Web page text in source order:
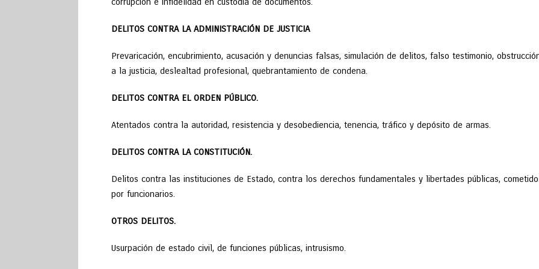
DELITOS CONTRA LA ADMINISTRACIÓN DE JUSTICIA
Prevaricación, encubrimiento, acusación y denuncias falsas, simulación de delitos, falso testimonio,
a la justicia, deslealtad profesional, quebrantamiento de condena.
DELITOS CONTRA EL ORDEN PÚBLICO.
Atentados contra la autoridad, resistencia y desobediencia, tenencia, tráfico y depósito de armas.
DELITOS CONTRA LA CONSTITUCIÓN.
Delitos contra las instituciones de Estado, contra los derechos fundamentales y libertades públicas,
por funcionarios.
OTROS DELITOS.
Usurpación de estado civil, de funciones públicas, intrusismo.